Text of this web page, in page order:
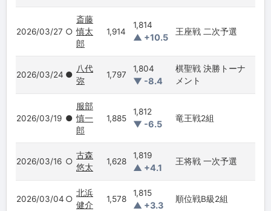
2026/03/27 ○
斎藤
慎太
郎
1,914
1,814
▲ +10.5
王座戦 二次予選
2026/03/24 ●
八代
弥
1,797
1,804
▼ -8.4
棋聖戦 決勝トーナ
メント
2026/03/19 ●
服部
慎一
郎
1,885
1,812
▼ -6.5
竜王戦2組
2026/03/16 ○
古森
悠太
1,628
1,819
▲ +4.1
王将戦 一次予選
2026/03/04 ○
北浜
健介
1,578
1,815
▲ +3.3
順位戦B級2組